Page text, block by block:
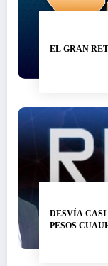
EL GRAN
DESVÍA
PESOS